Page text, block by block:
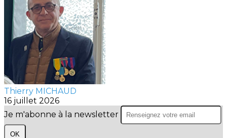
Thierry MICHAUD
16 juillet 2026
Je m'abonne à la newsletter
OK